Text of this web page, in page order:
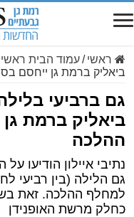
ראשי /עמוד הבית ראשי
ביאליק ברמת גן ייחסם
ביאליק ברמת
ההלכה
נתיבי איילון הודיעו
למחלף ההלכה. זאת
כחלק מרשת האופנידן